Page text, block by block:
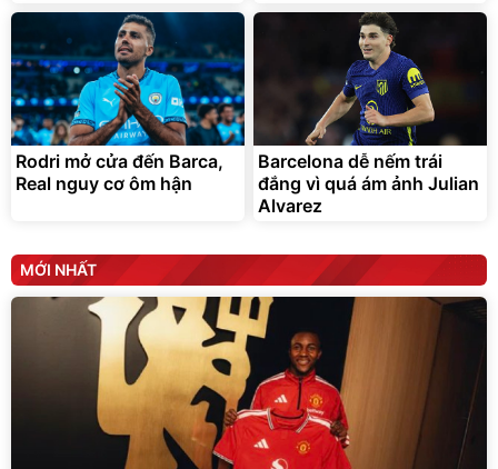
Bạt Trùm Xe Ô TÔ 4 Chỗ 5
Chỗ 7 Chỗ, Bán Tải
399.000đ
319.000đ
Đang xem nhiều
Serum Vaseline Gluta-Hya
Dưỡng Da Sáng Mịn Sau 7
150.000đ
141.000đ
Deal hot
Unilever
Rodri mở cửa đến Barca,
Real nguy cơ ôm hận
Barcelona dễ nếm trái
đắng vì quá ám ảnh Julian
Alvarez
MỚI NHẤT